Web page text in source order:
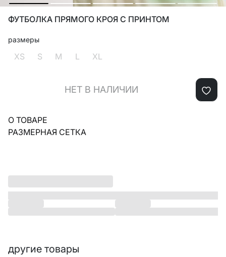
ФУТБОЛКА ПРЯМОГО КРОЯ С ПРИНТОМ
размеры
XS S M L XL
НЕТ В НАЛИЧИИ
О ТОВАРЕ
РАЗМЕРНАЯ СЕТКА
другие товары